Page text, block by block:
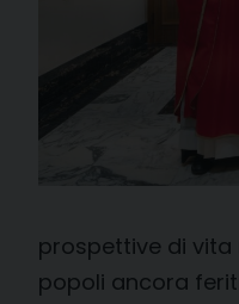
prospettive di vita
popoli ancora